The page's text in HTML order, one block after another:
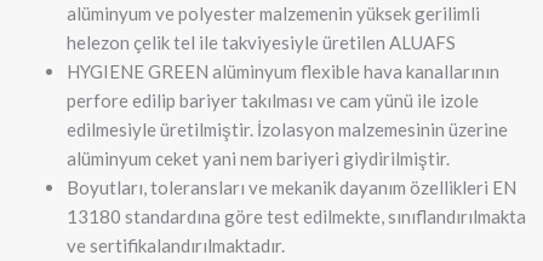
alüminyum ve polyester malzemenin yüksek gerilimli
helezon çelik tel ile takviyesiyle üretilen ALUAFS
HYGIENE GREEN alüminyum flexible hava kanallarının
perfore edilip bariyer takılması ve cam yünü ile izole
edilmesiyle üretilmiştir. İzolasyon malzemesinin üzerine
alüminyum ceket yani nem bariyeri giydirilmiştir.
Boyutları, toleransları ve mekanik dayanım özellikleri EN
13180 standardına göre test edilmekte, sınıflandırılmakta
ve sertifikalandırılmaktadır.